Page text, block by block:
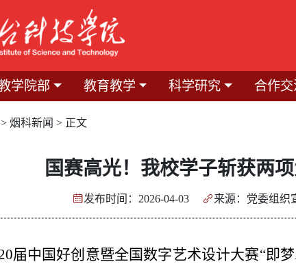
学院部 教育教学 科学研究 合作交
> 烟科新闻 > 正文
国赛高光！我校学子斩获两项
发布时间：2026-04-03 来源：党委组织
中国好创意暨全国数字艺术设计大赛“即